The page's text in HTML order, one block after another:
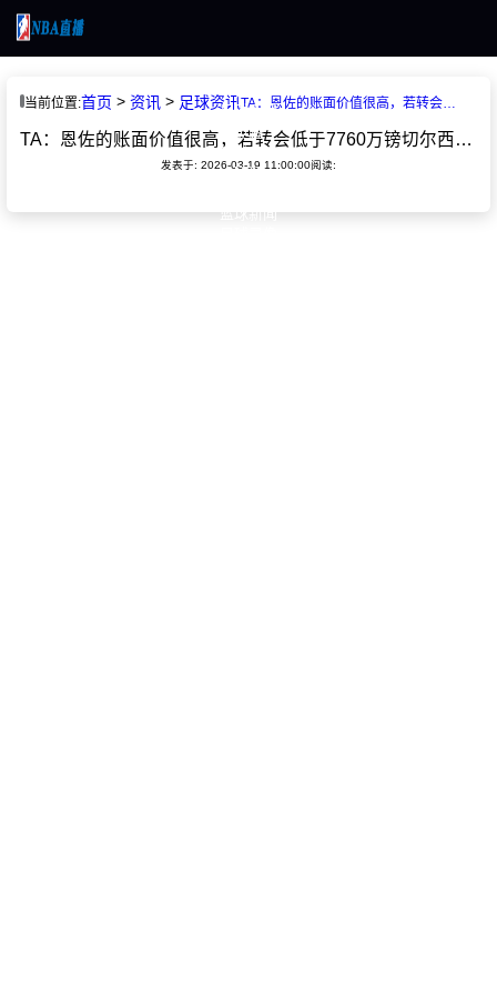
足球直播
英超
NBA
篮球新闻
当前位置:首页 > 资讯> 足球资讯 TA：恩佐的账面价值很高，若转会低于7760万镑切尔西就会亏损
TA：恩佐的账面价值很高，若转会低于7760万镑切尔西就会亏损
发表于: 2026-03-19 11:00:00阅读: